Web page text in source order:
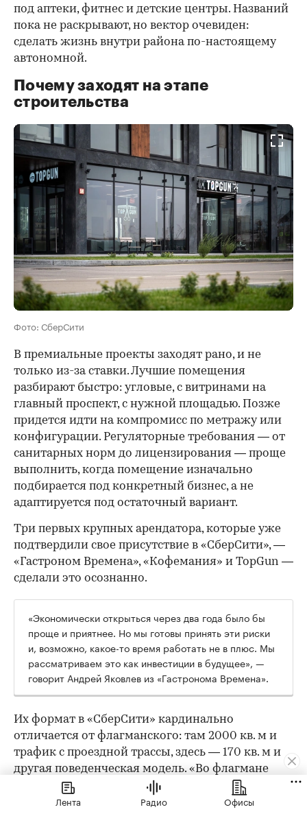
под аптеки, фитнес и детские центры. Названий
пока не раскрывают, но вектор очевиден:
сделать жизнь внутри района по-настоящему
автономной.
Почему заходят на этапе
строительства
Фото: СберСити
В премиальные проекты заходят рано, и не
только из-за ставки. Лучшие помещения
разбирают быстро: угловые, с витринами на
главный проспект, с нужной площадью. Позже
придется идти на компромисс по метражу или
конфигурации. Регуляторные требования — от
санитарных норм до лицензирования — проще
выполнить, когда помещение изначально
подбирается под конкретный бизнес, а не
адаптируется под остаточный вариант.
Три первых крупных арендатора, которые уже
подтвердили свое присутствие в «СберСити», —
«Гастроном Времена», «Кофемания» и TopGun —
сделали это осознанно.
«Экономически открыться через два года было бы
проще и приятнее. Но мы готовы принять эти риски
и, возможно, какое-то время работать не в плюс. Мы
рассматриваем это как инвестиции в будущее», —
говорит Андрей Яковлев из «Гастронома Времена».
Их формат в «СберСити» кардинально
отличается от флагманского: там 2000 кв. м и
трафик с проездной трассы, здесь — 170 кв. м и
другая поведенческая модель. «Во флагмане
люди специально едут за большой корзиной.
Тут — докупить хлеб или молоко по пути с
Лента Радио Офисы